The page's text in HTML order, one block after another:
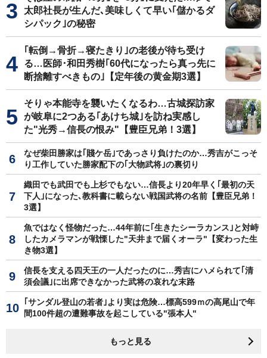
太郎社長が生んだ､美味しくて早い｢儲かるダ
シパック｣の秘密
｢転倒→骨折→寝たきり｣の老後が待ち受け
る…医師･和田秀樹｢60代になったら真っ先に
断捨離すべきもの｣【定年後の黄金期3選】
そりゃ本能寺を襲いたくなるわ…古城探訪家
が岐阜に2つある｢あけち城｣を訪ね実感し
た"光秀→信長の恨み"【豊臣兄弟！3選】
なぜ柴田勝家は｢賤ケ岳｣であっさり負けたのか…秀吉がこっそ
り工作していた勝家配下の｢大物武将｣の裏切り
織田でも武田でも上杉でもない…信長より20年早く｢最初の天
下人｣になった､教科書に載らない戦国武将の名前【豊臣兄弟！
3選】
魚ではなく怪物だった…44年前に｢生きたシーラカンス｣と対峙
したカメラマンが戦慄した"天井まで届くオーラ"【変わった生
き物3選】
信長を支える四天王の一人だったのに…秀吉にハメられて｢清
須会議｣に出席できなかった武将の哀れな末路
｢サンダル登山の若者｣より実は危険…標高599ｍの高尾山で年
間100件超の遭難事故を起こしている"張本人"
もっと見る